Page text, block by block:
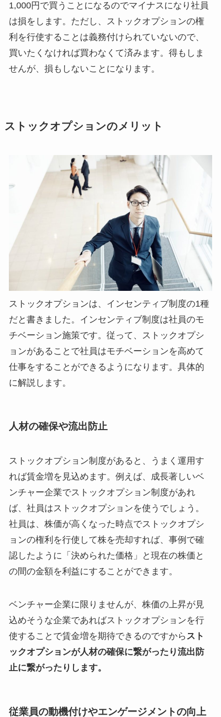
1,000円で買うことになるのでマイナスになり社員
は損をします。ただし、ストックオプションの権
利を行使することは義務付けられていないので、
買いたくなければ買わなくて済みます。得もしま
せんが、損もしないことになります。
ストックオプションのメリット
ストックオプションは、インセンティブ制度の1種
だと書きました。インセンティブ制度は社員のモ
チベーション施策です。従って、ストックオプシ
ョンがあることで社員はモチベーションを高めて
仕事をすることができるようになります。具体的
に解説します。
人材の確保や流出防止
ストックオプション制度があると、うまく運用す
れば賃金増を見込めます。例えば、成長著しいベ
ンチャー企業でストックオプション制度があれ
ば、社員はストックオプションを使うでしょう。
社員は、株価が高くなった時点でストックオプシ
ョンの権利を行使して株を売却すれば、事例で確
認したように「決められた価格」と現在の株価と
の間の金額を利益にすることができます。
ベンチャー企業に限りませんが、株価の上昇が見
込めそうな企業であればストックオプションを行
使することで賃金増を期待できるのですから スト
ックオプションが人材の確保に繋がったり流出防
止に繋がったりします。
従業員の動機付けやエンゲージメントの向上